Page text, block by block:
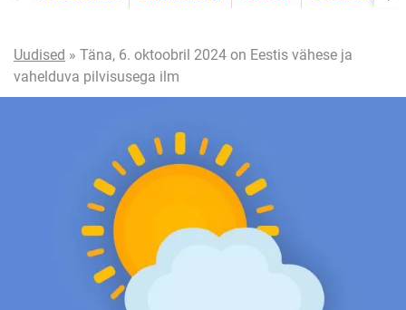
Uudised » Täna, 6. oktoobril 2024 on Eestis vähese ja
vahelduva pilvisusega ilm